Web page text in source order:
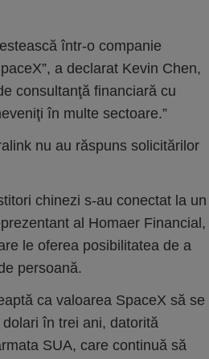
într-o companie
a declarat Kevin Chen,
consultanţă financiară cu
în multe sectoare.”
nu au răspuns solicitărilor
chinezi s-au conectat la un
al Homaer Financial,
le oferea posibilitatea de a
persoană.
ca valoarea SpaceX să se
în trei ani, datorită
SUA, care continuă să